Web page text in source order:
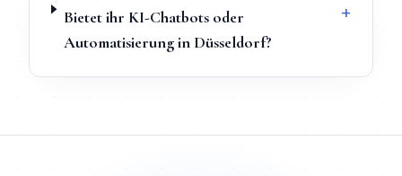
Bietet ihr KI-Chatbots oder
Automatisierung in Düsseldorf?
+